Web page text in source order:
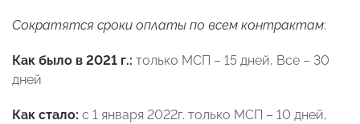
Сократятся сроки оплаты по всем контрактам:
Как было в 2021 г.: только МСП – 15 дней, Все – 30
дней
Как стало: с 1 января 2022г. только МСП – 10 дней,